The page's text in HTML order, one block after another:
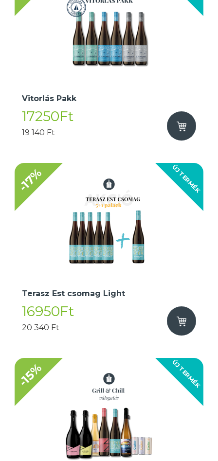
Vitorlás Pakk
17250Ft
19 140 Ft
ÚJ TERMÉK
-17%
Terasz Est csomag Light
16950Ft
20 340 Ft
ÚJ TERMÉK
-15%